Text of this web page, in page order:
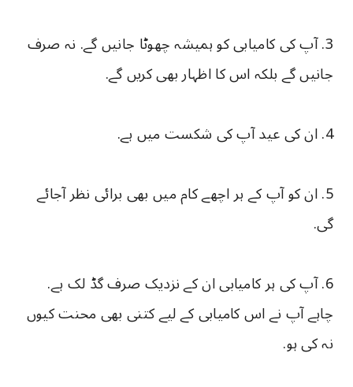
3. آپ کی کامیابی کو ہمیشہ چھوٹا جانیں گے. نہ صرف
جانیں گے بلکہ اس کا اظہار بھی کریں گے.
4. ان کی عید آپ کی شکست میں ہے.
5. ان کو آپ کے ہر اچھے کام میں بھی برائی نظر آجائے
گی.
6. آپ کی ہر کامیابی ان کے نزدیک صرف گڈ لک ہے.
چاہے آپ نے اس کامیابی کے لیے کتنی بھی محنت کیوں
نہ کی ہو.